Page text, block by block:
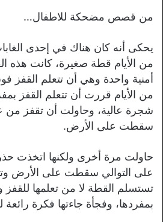
من قصص مضحكة للاطفال…
يحكى أنه كان هناك في إحدى
من الأيام قطة صغيرة، كانت هذه
أمنية واحدة وهي أن تتعلم القفز
من الأيام قررت أن تتعلم القفز
شجرة عالية، وحاولت أن تقفز من
سقطت على الأرض.
حاولت مرة أخرى ولكنها اتخذت
على التوالي سقطت على الأرض
تستسلم القطة لا من تعلمها للقفز
بمفردها، وفجأة جاءتها فكرة رائعة